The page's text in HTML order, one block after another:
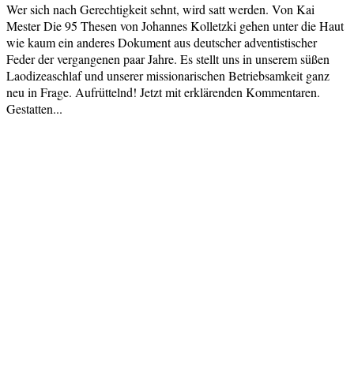
Wer sich nach Gerechtigkeit sehnt, wird satt werden. Von Kai
Mester Die 95 Thesen von Johannes Kolletzki gehen unter die Haut
wie kaum ein anderes Dokument aus deutscher adventistischer
Feder der vergangenen paar Jahre. Es stellt uns in unserem süßen
Laodizeaschlaf und unserer missionarischen Betriebsamkeit ganz
neu in Frage. Aufrüttelnd! Jetzt mit erklärenden Kommentaren.
Gestatten...